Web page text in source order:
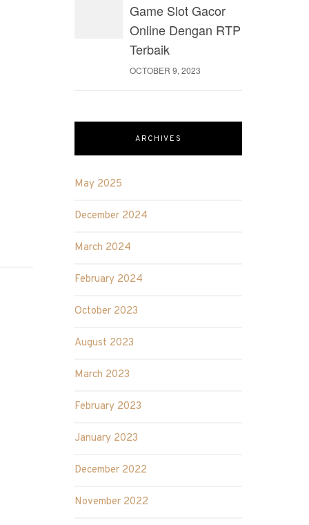
Game Slot Gacor
Online Dengan RTP
Terbaik
OCTOBER 9, 2023
ARCHIVES
May 2025
December 2024
March 2024
February 2024
October 2023
August 2023
March 2023
February 2023
January 2023
December 2022
November 2022